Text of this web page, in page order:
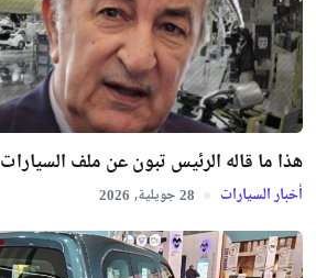
هذا ما قاله الرئيس تبون عن ملف السيارات
أخبار السيارات 28 جويلية, 2026